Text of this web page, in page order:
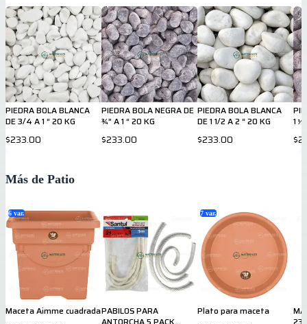
PIEDRA BOLA BLANCA
DE 3/4 A 1 “ 20 KG
$233.00
PIEDRA BOLA NEGRA DE
¾” A 1 “ 20 KG
$233.00
PIEDRA BOLA BLANCA
DE 1 1/2 A 2 “ 20 KG
$233.00
1 ½
Más de Patio
6 var.
Maceta Aimme cuadradaPABILOS PARA
7 var.
Plato para maceta